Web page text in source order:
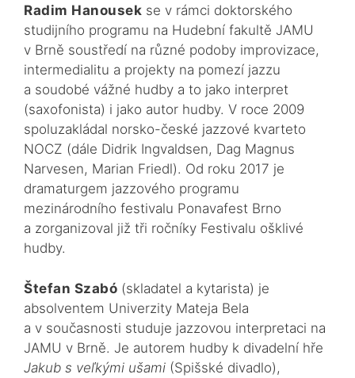
Radim Hanousek se v rámci doktorského
studijního programu na Hudební fakultě JAMU
v Brně soustředí na různé podoby improvizace,
intermedialitu a projekty na pomezí jazzu
a soudobé vážné hudby a to jako interpret
(saxofonista) i jako autor hudby. V roce 2009
spoluzakládal norsko-české jazzové kvarteto
NOCZ (dále Didrik Ingvaldsen, Dag Magnus
Narvesen, Marian Friedl). Od roku 2017 je
dramaturgem jazzového programu
mezinárodního festivalu Ponavafest Brno
a zorganizoval již tři ročníky Festivalu ošklivé
hudby.
Štefan Szabó (skladatel a kytarista) je
absolventem Univerzity Mateja Bela
a v současnosti studuje jazzovou interpretaci na
JAMU v Brně. Je autorem hudby k divadelní hře
Jakub s veľkými ušami (Spišské divadlo),